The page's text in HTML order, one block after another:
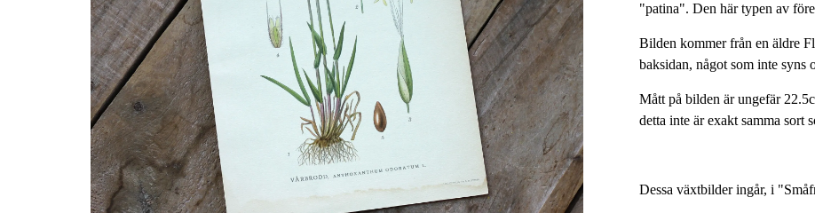
"patina". Den här typen av
Bilden kommer från en äldre
baksidan, något som inte syns
Mått på bilden är ungefär
detta inte är exakt samma sort
Dessa växtbilder ingår, i